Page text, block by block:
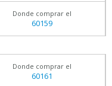
Donde comprar el
60159
Donde comprar el
60161